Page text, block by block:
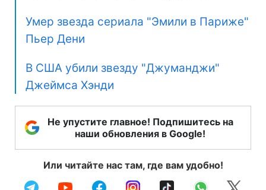
Умер звезда сериала "Эмили в Париже"
Пьер Дени
В США убили звезду "Джуманджи"
Джеймса Хэнди
Не упустите главное! Подпишитесь на
наши обновления в Google!
Или читайте нас там, где вам удобно!